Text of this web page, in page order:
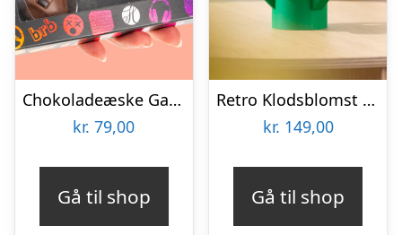
Chokoladeæske Gaming
kr. 79,00
Gå til shop
Retro Klodsblomst – Mellem
kr. 149,00
Gå til shop